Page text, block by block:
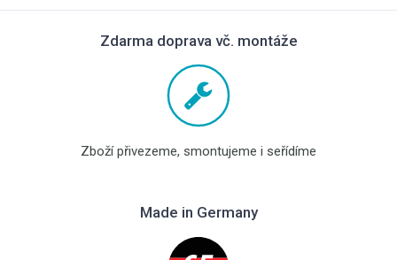
Zdarma doprava vč. montáže
Zboží přivezeme, smontujeme i seřídíme
Made in Germany